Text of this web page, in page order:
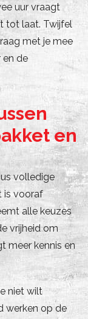
uur vraagt
tot laat. Twijfel
met je mee
en de
en
volledige
is vooraf
alle keuzes
vrijheid om
meer kennis en
niet wilt
werken op de